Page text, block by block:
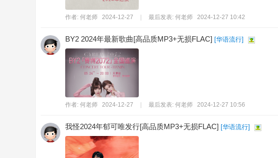
作者: 何老师 2024-12-27 最后发表: 何老师 2024-12-27 10:42
BY2 2024年最新歌曲[高品质MP3+无损FLAC] [华语流行]
作者: 何老师 2024-12-27 最后发表: 何老师 2024-12-27 10:56
我怪2024年郁可唯发行[高品质MP3+无损FLAC] [华语流行]